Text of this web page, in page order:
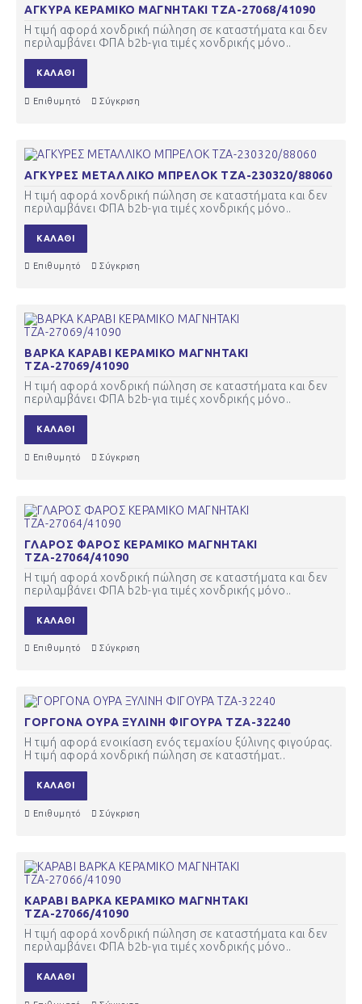
ΑΓΚΥΡΑ ΚΕΡΑΜΙΚΟ ΜΑΓΝΗΤΑΚΙ ΤΖΑ-27068/41090
Η τιμή αφορά χονδρική πώληση σε καταστήματα και δεν
περιλαμβάνει ΦΠΑ b2b-για τιμές χονδρικής μόνο..
ΚΑΛΆΘΙ
Επιθυμητό Σύγκριση
ΑΓΚΥΡΕΣ ΜΕΤΑΛΛΙΚΟ ΜΠΡΕΛΟΚ ΤΖΑ-230320/88060
Η τιμή αφορά χονδρική πώληση σε καταστήματα και δεν
περιλαμβάνει ΦΠΑ b2b-για τιμές χονδρικής μόνο..
ΚΑΛΆΘΙ
Επιθυμητό Σύγκριση
ΒΑΡΚΑ ΚΑΡΑΒΙ ΚΕΡΑΜΙΚΟ ΜΑΓΝΗΤΑΚΙ
ΤΖΑ-27069/41090
Η τιμή αφορά χονδρική πώληση σε καταστήματα και δεν
περιλαμβάνει ΦΠΑ b2b-για τιμές χονδρικής μόνο..
ΚΑΛΆΘΙ
Επιθυμητό Σύγκριση
ΓΛΑΡΟΣ ΦΑΡΟΣ ΚΕΡΑΜΙΚΟ ΜΑΓΝΗΤΑΚΙ
ΤΖΑ-27064/41090
Η τιμή αφορά χονδρική πώληση σε καταστήματα και δεν
περιλαμβάνει ΦΠΑ b2b-για τιμές χονδρικής μόνο..
ΚΑΛΆΘΙ
Επιθυμητό Σύγκριση
ΓΟΡΓΟΝΑ ΟΥΡΑ ΞΥΛΙΝΗ ΦΙΓΟΥΡΑ ΤΖΑ-32240
Η τιμή αφορά ενοικίαση ενός τεμαχίου ξύλινης φιγούρας.
Η τιμή αφορά χονδρική πώληση σε καταστήματ..
ΚΑΛΆΘΙ
Επιθυμητό Σύγκριση
ΚΑΡΑΒΙ ΒΑΡΚΑ ΚΕΡΑΜΙΚΟ ΜΑΓΝΗΤΑΚΙ
ΤΖΑ-27066/41090
Η τιμή αφορά χονδρική πώληση σε καταστήματα και δεν
περιλαμβάνει ΦΠΑ b2b-για τιμές χονδρικής μόνο..
ΚΑΛΆΘΙ